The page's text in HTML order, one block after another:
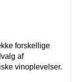
forskellige
af
vinoplevelser.